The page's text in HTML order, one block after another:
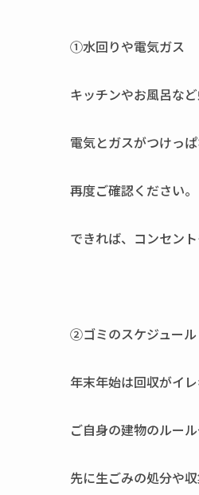
①水回りや電気ガス
キッチンやお風呂な
電気とガスがつけっ
再度ご確認ください。
できれば、コンセン
②ゴミのスケジュール
年末年始は回収がイ
ご自身の建物のルー
先に生ごみの処分や